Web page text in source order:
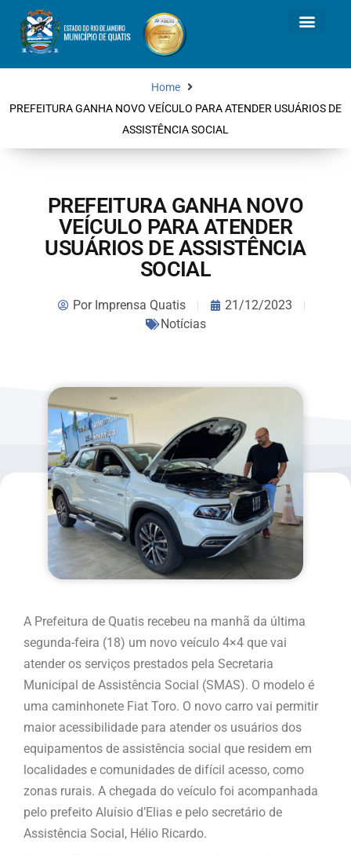
Home
PREFEITURA GANHA NOVO VEÍCULO PARA ATENDER USUÁRIOS DE
ASSISTÊNCIA SOCIAL
PREFEITURA GANHA NOVO
VEÍCULO PARA ATENDER
USUÁRIOS DE ASSISTÊNCIA
SOCIAL
PorImprensa Quatis
21/12/2023
Notícias
A Prefeitura de Quatis recebeu na manhã da última
segunda-feira (18) um novo veículo 4×4 que vai
atender os serviços prestados pela Secretaria
Municipal de Assistência Social (SMAS). O modelo é
uma caminhonete Fiat Toro. O novo carro vai permitir
maior acessibilidade para atender os usuários dos
equipamentos de assistência social que residem em
localidades e comunidades de difícil acesso, como
zonas rurais. A chegada do veículo foi acompanhada
pelo prefeito Aluísio d’Elias e pelo secretário de
Assistência Social, Hélio Ricardo.